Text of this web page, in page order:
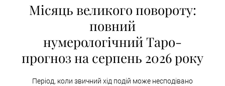
Місяць великого повороту:
повний
нумерологічний Таро-
прогноз на серпень 2026 року
Період, коли звичний хід подій може несподівано